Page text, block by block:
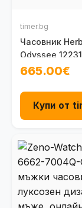
timer.bg
Часовник
Odyssee
665.00€
Купи от